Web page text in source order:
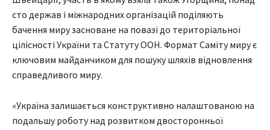
сто держав і міжнародних організацій поділяють
бачення миру засноване на повазі до територіальної
цілісності України та Статуту ООН. Формат Саміту миру є
ключовим майданчиком для пошуку шляхів відновлення
справедливого миру.
«Україна залишається конструктивно налаштованою на
подальшу роботу над розвитком двосторонньої